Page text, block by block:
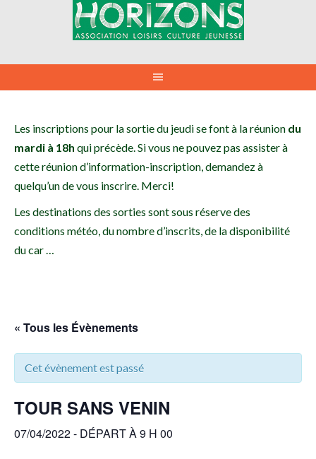
Les inscriptions pour la sortie du jeudi se font à la réunion du
mardi à 18h qui précède. Si vous ne pouvez pas assister à
cette réunion d’information-inscription, demandez à
quelqu’un de vous inscrire. Merci!
Les destinations des sorties sont sous réserve des
conditions météo, du nombre d’inscrits, de la disponibilité
du car …
« Tous les Évènements
Cet évènement est passé
TOUR SANS VENIN
07/04/2022 - DÉPART À 9 H 00